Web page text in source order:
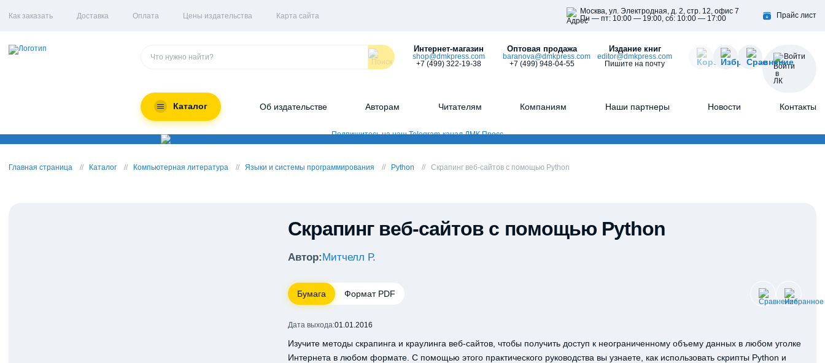
Как заказать Доставка Оплата Цены издательства Карта сайта
Москва, ул. Электродная, д. 2, стр. 12, офис 7
Пн — пт: 10:00 — 19:00, сб: 10:00 — 17:00
Прайс лист
Интернет-магазин
shop@dmkpress.com
+7 (499) 322-19-38
Оптовая продажа
baranova@dmkpress.com
+7 (499) 948-04-55
Издание книг
editor@dmkpress.com
Пишите на почту
Войти
Каталог Об издательстве Авторам Читателям Компаниям Наши партнеры Новости Контакты
Главная страница Каталог Компьютерная литература Языки и системы программирования Python Скрапинг веб-сайтов с помощью Python
Скрапинг веб-сайтов с помощью Python
Автор:Митчелл Р.
Бумага Формат PDF
Дата выхода:01.01.2016
Изучите методы скрапинга и краулинга веб-сайтов, чтобы получить доступ к неограниченному объему данных в любом уголке
Интернета в любом формате. С помощью этого практического руководства вы узнаете, как использовать скрипты Python и